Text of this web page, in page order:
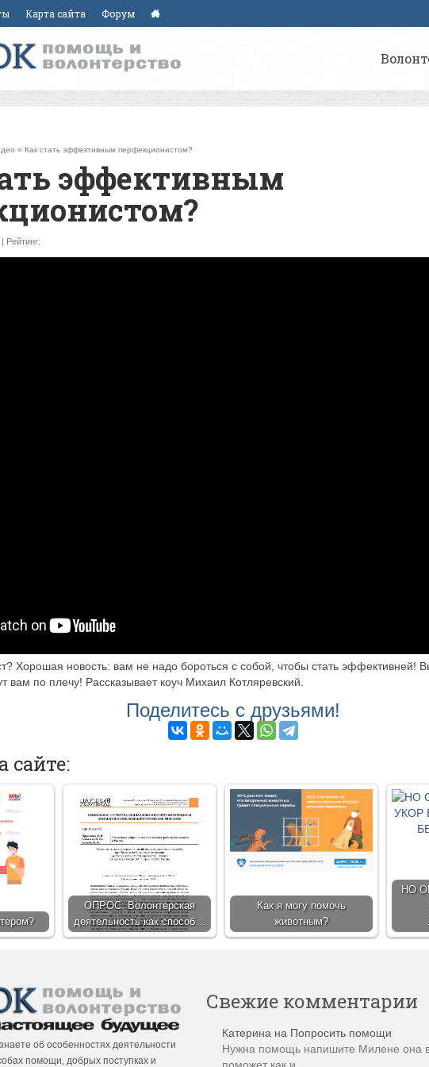
Карта сайта Форум
» Как стать эффективным перфекционистом?
эффективным
| Рейтинг:
Хорошая новость: вам не надо бороться с собой, чтобы стать эффективней!
вам по плечу! Рассказывает коуч Михаил Котляревский.
Поделитесь с друзьями!
сайте:
ОПРОС: Волонтерская
деятельность как способ…
Как я могу помочь
животным?
НО
об особенностях деятельности
помощи, добрых поступках и
Свежие комментарии
Катерина на Попросить помощи
Нужна помощь напишите Милене она